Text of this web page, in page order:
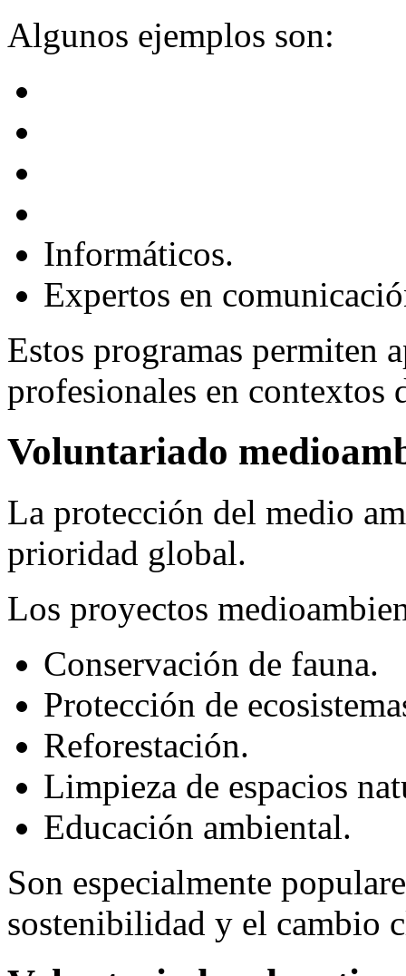
Algunos ejemplos son:
Informáticos.
Expertos en
Estos programas permiten
profesionales en contextos
Voluntariado
La protección del medio
prioridad global.
Los proyectos
Conservación de fauna.
Protección de
Reforestación.
Limpieza de espacios
Educación ambiental.
Son especialmente
sostenibilidad y el cambio